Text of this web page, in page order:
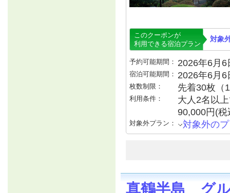
このクーポンが
利用できる宿泊プラン
対象
予約可能期間： 2026年6月
宿泊可能期間： 2026年6月
枚数制限： 先着30枚（
利用条件：
大人2名以
90,000円(
対象外プラン： 対象外の
真鶴半島 グ